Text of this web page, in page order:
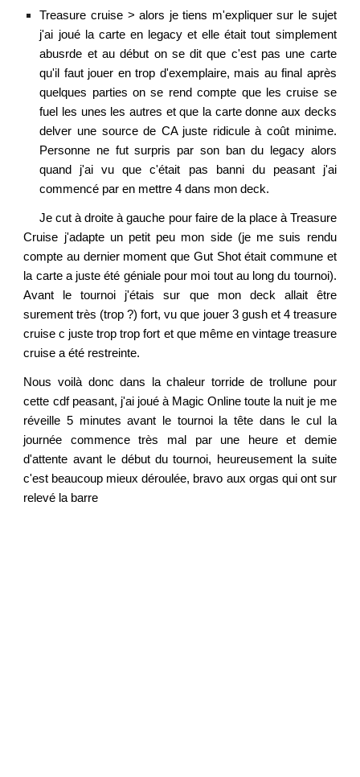
Treasure cruise > alors je tiens m'expliquer sur le sujet
j'ai joué la carte en legacy et elle était tout simplement
abusrde et au début on se dit que c'est pas une carte
qu'il faut jouer en trop d'exemplaire, mais au final après
quelques parties on se rend compte que les cruise se
fuel les unes les autres et que la carte donne aux decks
delver une source de CA juste ridicule à coût minime.
Personne ne fut surpris par son ban du legacy alors
quand j'ai vu que c'était pas banni du peasant j'ai
commencé par en mettre 4 dans mon deck.
Je cut à droite à gauche pour faire de la place à Treasure
Cruise j'adapte un petit peu mon side (je me suis rendu
compte au dernier moment que Gut Shot était commune et
la carte a juste été géniale pour moi tout au long du tournoi).
Avant le tournoi j'étais sur que mon deck allait être
surement très (trop ?) fort, vu que jouer 3 gush et 4 treasure
cruise c juste trop trop fort et que même en vintage treasure
cruise a été restreinte.
Nous voilà donc dans la chaleur torride de trollune pour
cette cdf peasant, j'ai joué à Magic Online toute la nuit je me
réveille 5 minutes avant le tournoi la tête dans le cul la
journée commence très mal par une heure et demie
d'attente avant le début du tournoi, heureusement la suite
c'est beaucoup mieux déroulée, bravo aux orgas qui ont sur
relevé la barre